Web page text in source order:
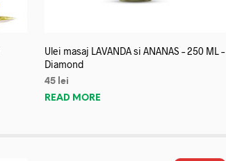
Ulei masaj LAVANDA si ANANAS – 250 ML –
Diamond
45 lei
READ MORE